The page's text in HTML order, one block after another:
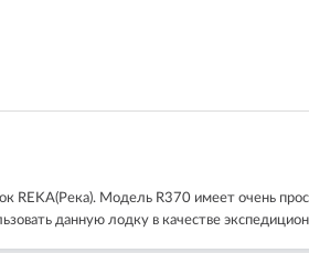
REKA(Река). Модель R370 имеет очень
данную лодку в качестве